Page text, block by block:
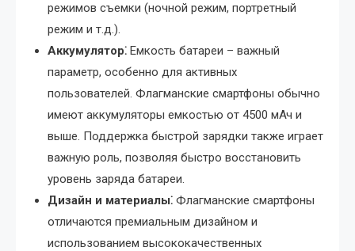
режимов съемки (ночной режим, портретный
режим и т.д.).
Аккумулятор⁚ Емкость батареи – важный
параметр, особенно для активных
пользователей. Флагманские смартфоны обычно
имеют аккумуляторы емкостью от 4500 мАч и
выше. Поддержка быстрой зарядки также играет
важную роль, позволяя быстро восстановить
уровень заряда батареи.
Дизайн и материалы⁚ Флагманские смартфоны
отличаются премиальным дизайном и
использованием высококачественных